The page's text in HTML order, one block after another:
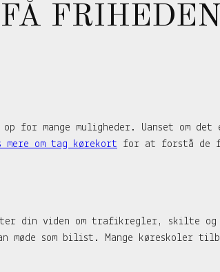
for mange muligheder. Uanset
mere om tag kørekort for at forstå de
din viden om trafikregler, skilte
som bilist. Mange køreskoler